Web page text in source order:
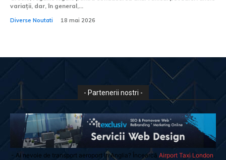
variații, dar, în general,...
Diverse Noutati 18 mai 2026
- Partenerii nostri -
- Ai nevoie de transport aeroport in Anglia? Încearcă Airport Taxi London